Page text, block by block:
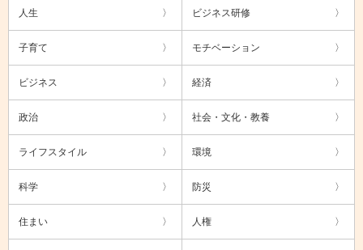
人生 ビジネス研修
子育て モチベーション
ビジネス 経済
政治 社会・文化・教養
ライフスタイル 環境
科学 防災
住まい 人権